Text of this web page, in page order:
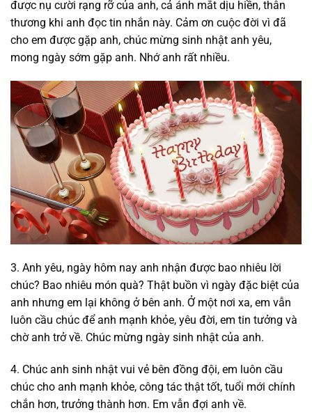
được nụ cười rạng rỡ của anh, cả ánh mắt dịu hiền, thân
thương khi anh đọc tin nhắn này. Cảm ơn cuộc đời vì đã
cho em được gặp anh, chúc mừng sinh nhật anh yêu,
mong ngày sớm gặp anh. Nhớ anh rất nhiều.
3. Anh yêu, ngày hôm nay anh nhận được bao nhiêu lời
chúc? Bao nhiêu món quà? Thật buồn vì ngày đặc biệt của
anh nhưng em lại không ở bên anh. Ở một nơi xa, em vẫn
luôn cầu chúc để anh mạnh khỏe, yêu đời, em tin tưởng và
chờ anh trở về. Chúc mừng ngày sinh nhật của anh.
4. Chúc anh sinh nhật vui vẻ bên đồng đội, em luôn cầu
chúc cho anh mạnh khỏe, công tác thật tốt, tuổi mới chính
chắn hơn, trưởng thành hơn. Em vẫn đợi anh về.